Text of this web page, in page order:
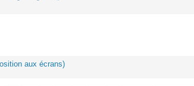
aux écrans)